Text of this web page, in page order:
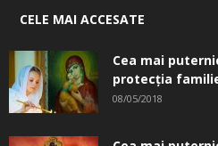
CELE MAI ACCESATE
Cea mai
protecția
08/05/2018